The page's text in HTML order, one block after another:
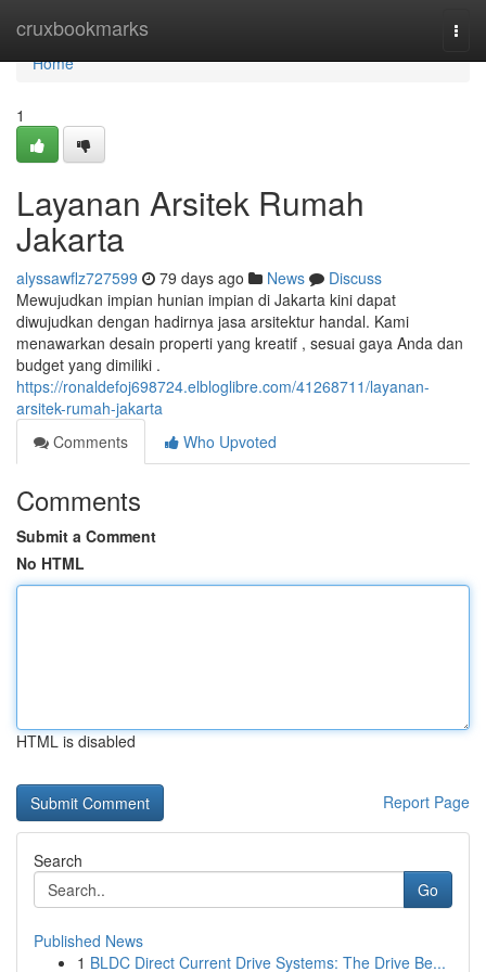
cruxbookmarks
Home
Home
1
Layanan Arsitek Rumah
Jakarta
alyssawflz727599 79 days ago News
Discuss
Mewujudkan impian hunian impian di Jakarta kini dapat
diwujudkan dengan hadirnya jasa arsitektur handal. Kami
menawarkan desain properti yang kreatif , sesuai gaya Anda dan
budget yang dimiliki .
https://ronaldefoj698724.elbloglibre.com/41268711/layanan-
arsitek-rumah-jakarta
Comments
Who Upvoted
Comments
Submit a Comment
No HTML
HTML is disabled
Report Page
Search
Go
Published News
1 BLDC Direct Current Drive Systems: The Drive Be...